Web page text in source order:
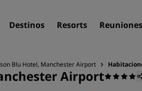
Destinos Resorts
Blu Hotel, Manchester Airport
Airport